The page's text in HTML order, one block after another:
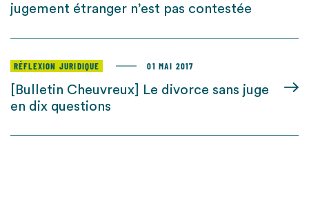
jugement étranger n’est pas contestée
RÉFLEXION JURIDIQUE 01 MAI 2017
[Bulletin Cheuvreux] Le divorce sans juge
en dix questions